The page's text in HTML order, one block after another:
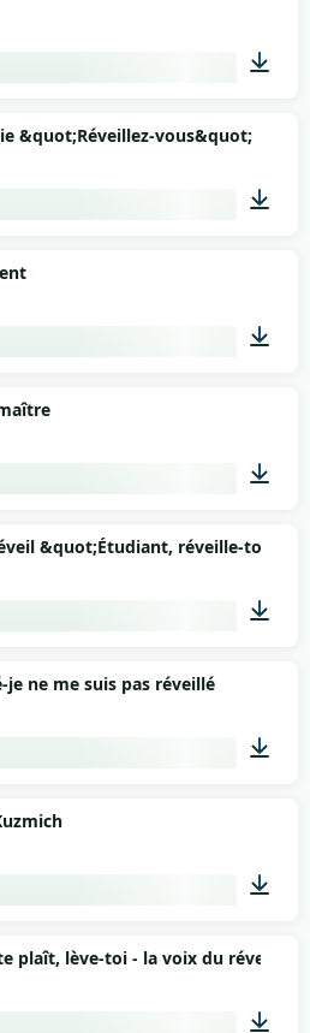
00:18
&quot;Réveillez-vous&quot;
00:22
&quot;Étudiant, réveille-
je ne me suis pas réveillé
00:20
plaît, lève-toi - la voix du réveil